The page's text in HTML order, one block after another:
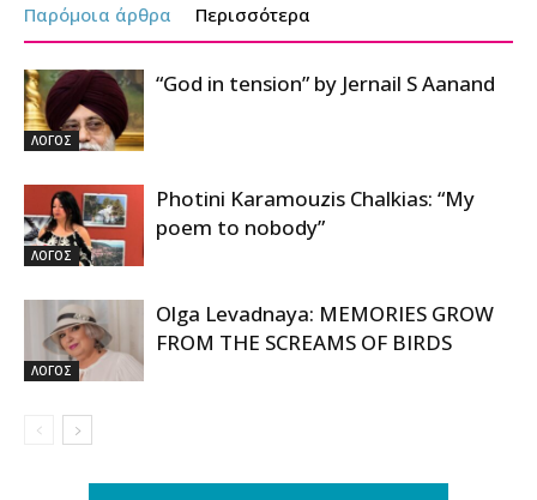
Παρόμοια άρθρα Περισσότερα
ΛΟΓΟΣ
“God in tension” by Jernail S Aanand
ΛΟΓΟΣ
Photini Karamouzis Chalkias: “My
poem to nobody”
ΛΟΓΟΣ
Olga Levadnaya: MEMORIES GROW
FROM THE SCREAMS OF BIRDS